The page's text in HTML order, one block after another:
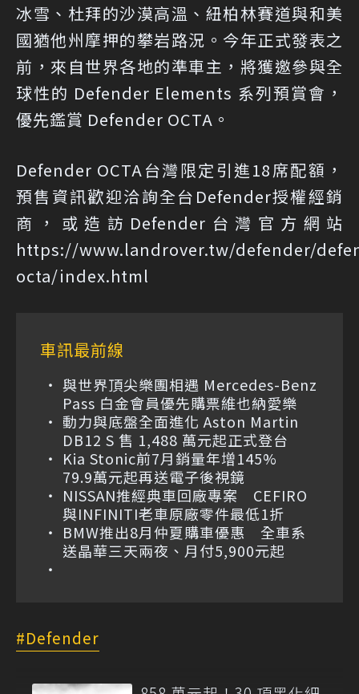
冰雪、杜拜的沙漠高溫、紐柏林賽道與和美
國猶他州摩押的攀岩路況。今年正式發表之
前，來自世界各地的準車主，將獲邀參與全
球性的 Defender Elements 系列預賞會，
優先鑑賞 Defender OCTA。
Defender OCTA台灣限定引進18席配額，
預售資訊歡迎洽詢全台Defender授權經銷
商，或造訪Defender台灣官方網站
https://www.landrover.tw/defender/
octa/index.html
車訊最前線
與世界頂尖樂團相遇 Mercedes-Benz
Pass 白金會員優先購票維也納愛樂
動力與底盤全面進化 Aston Martin
DB12 S 售 1,488 萬元起正式登台
Kia Stonic前7月銷量年增145%
79.9萬元起再送電子後視鏡
NISSAN推經典車回廠專案 CEFIRO
與INFINITI老車原廠零件最低1折
BMW推出8月仲夏購車優惠 全車系
送晶華三天兩夜、月付5,900元起
Defender